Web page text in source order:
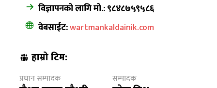
विज्ञापनको लागि मो.: ९८४८७५९५८६
वेबसाईट:wartmankaldainik.com
हाम्रो टिम:
प्रधान सम्पादक सम्पादक